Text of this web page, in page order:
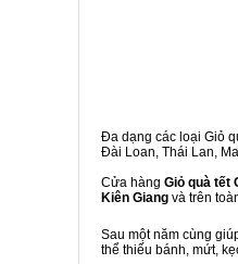
Đa dạng các loại Giỏ
Đài Loan, Thái Lan,
Cửa hàng Giỏ quà tết
Kiên Giang và trên
Sau một năm cùng
thể thiếu bánh, mứt,